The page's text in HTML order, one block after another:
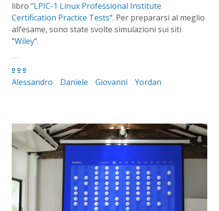
libro “LPIC-1 Linux Professional Institute
Certification Practice Tests“. Per prepararsi al meglio
all’esame, sono state svolte simulazioni sui siti
“Wiley“.
Alessandro Daniele Giovanni Yordan